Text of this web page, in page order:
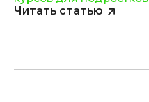
Читать статью